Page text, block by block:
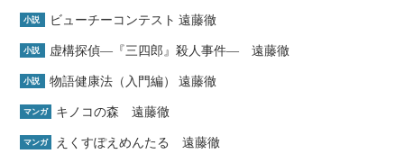
小説 ビューチーコンテスト 遠藤徹
小説 虚構探偵―『三四郎』殺人事件― 遠藤徹
小説 物語健康法（入門編） 遠藤徹
マンガ キノコの森 遠藤徹
マンガ えくすぽえめんたる 遠藤徹